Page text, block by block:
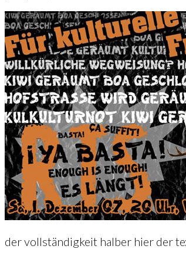
der vollständigkeit halber hier der